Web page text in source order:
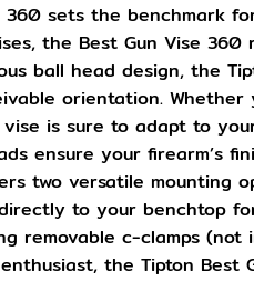
360 sets the benchmark
the Best Gun Vise
ball head design, the
orientation.
is sure to adapt to
ensure your firearm’s
two versatile mounting
to your benchtop
removable c-clamps
the Tipton Best